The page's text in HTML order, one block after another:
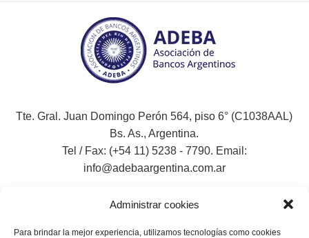
Administrar cookies
Para brindar la mejor experiencia, utilizamos tecnologías como cookies
Tte. Gral. Juan Domingo Perón 564, piso 6° (C1038AAL)
Bs. As., Argentina.
Tel / Fax: (+54 11) 5238 - 7790. Email:
info@adebaargentina.com.ar